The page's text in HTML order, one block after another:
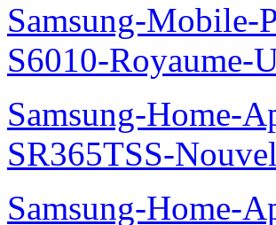
Samsung-Mobile-
S6010-Royaume-
Samsung-Home-
SR365TSS-
Samsung-Home-